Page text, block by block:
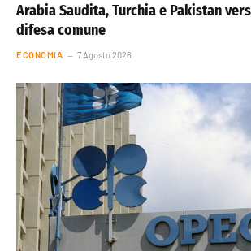
Arabia Saudita, Turchia e Pakistan
difesa comune
ECONOMIA 7 Agosto 2026